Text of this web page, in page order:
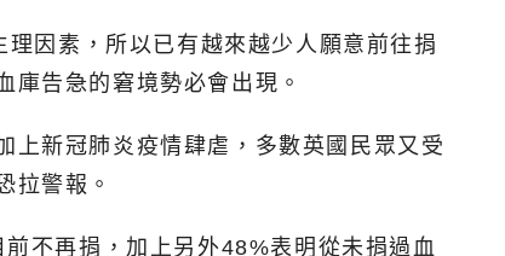
因素，所以已有越來越少人願意前往捐
告急的窘境勢必會出現。
上新冠肺炎疫情肆虐，多數英國民眾又受
拉警報。
不再捐，加上另外48%表明從未捐過血